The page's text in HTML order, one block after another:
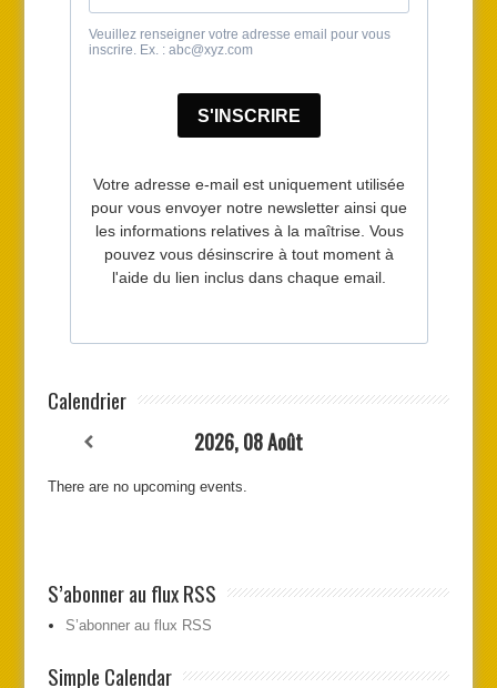
Calendrier
2026, 08 Août
There are no upcoming events.
S’abonner au flux RSS
S’abonner au flux RSS
Simple Calendar